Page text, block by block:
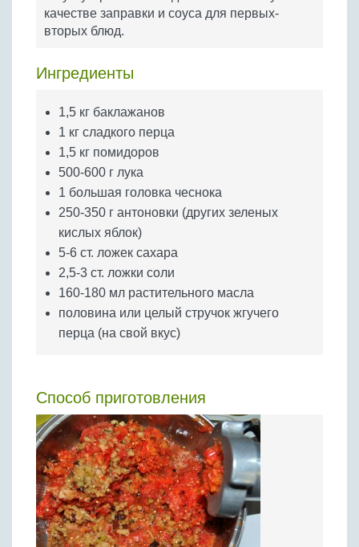
Бобовые
Яйца
качестве заправки и соуса для первых-
вторых блюд.
Ингредиенты
1,5 кг баклажанов
1 кг сладкого перца
1,5 кг помидоров
500-600 г лука
1 большая головка чеснока
250-350 г антоновки (других зеленых
кислых яблок)
5-6 ст. ложек сахара
2,5-3 ст. ложки соли
160-180 мл растительного масла
половина или целый стручок жгучего
перца (на свой вкус)
Способ приготовления